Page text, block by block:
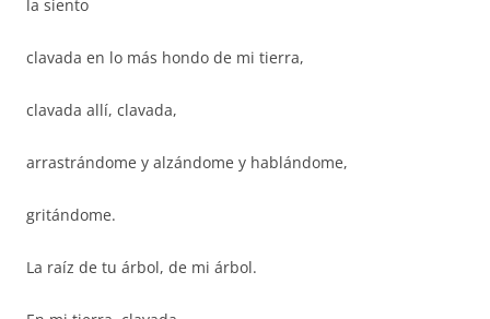
la siento
clavada en lo más hondo de mi tierra,
clavada allí, clavada,
arrastrándome y alzándome y hablándome,
gritándome.
La raíz de tu árbol, de mi árbol.